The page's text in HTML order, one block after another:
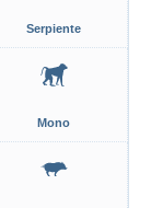
Serpiente
Mono